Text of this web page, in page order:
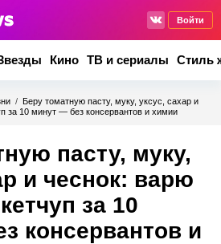
Войти
Кино ТВ и сериалы Стиль
/ Беру томатную пасту, муку, уксус, сахар и
за 10 минут — без консервантов и химии
пасту, муку,
и чеснок: варю
за 10
консервантов и